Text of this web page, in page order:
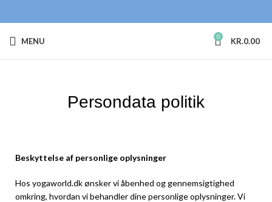
MENU 0 KR.0.00
Persondata politik
Beskyttelse af personlige oplysninger
Hos yogaworld.dk ønsker vi åbenhed og gennemsigtighed
omkring, hvordan vi behandler dine personlige oplysninger. Vi